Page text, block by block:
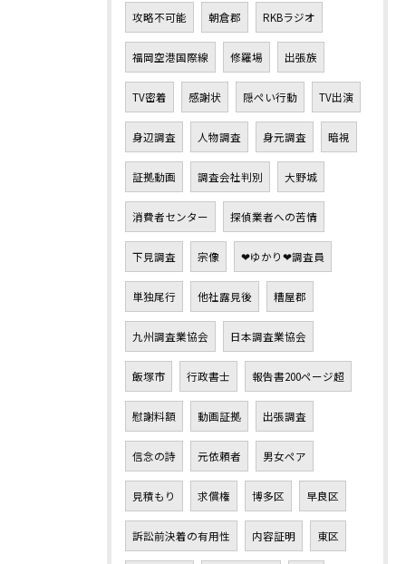
攻略不可能 朝倉郡 RKBラジオ
福岡空港国際線 修羅場 出張族
TV密着 感謝状 隠ぺい行動 TV出演
身辺調査 人物調査 身元調査 暗視
証拠動画 調査会社判別 大野城
消費者センター 探偵業者への苦情
下見調査 宗像 ❤ゆかり❤調査員
単独尾行 他社露見後 糟屋郡
九州調査業協会 日本調査業協会
飯塚市 行政書士 報告書200ページ超
慰謝料額 動画証拠 出張調査
信念の詩 元依頼者 男女ペア
見積もり 求償権 博多区 早良区
訴訟前決着の有用性 内容証明 東区